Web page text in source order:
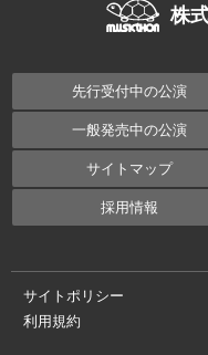
株
先行受付中の公演
一般発売中の公演
サイトマップ
採用情報
サイトポリシー
利用規約